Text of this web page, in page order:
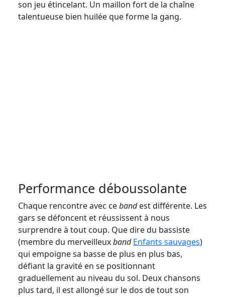
son jeu étincelant. Un maillon fort de la chaîne
talentueuse bien huilée que forme la gang.
Performance déboussolante
Chaque rencontre avec cebandest différente. Les
gars se défoncent et réussissent à nous
surprendre à tout coup. Que dire du bassiste
(membre du merveilleuxband Enfants sauvages)
qui empoigne sa basse de plus en plus bas,
défiant la gravité en se positionnant
graduellement au niveau du sol. Deux chansons
plus tard, il est allongé sur le dos de tout son